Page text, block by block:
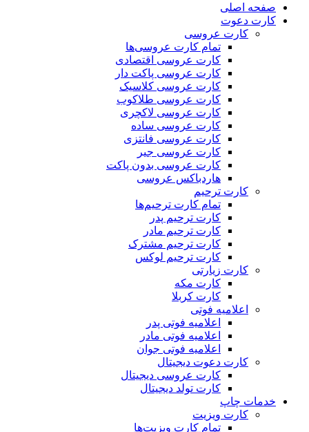
صفحه اصلی
کارت دعوت
کارت عروسی
تمام کارت عروسی‌ها
کارت عروسی اقتصادی
کارت عروسی پاکت دار
کارت عروسی کلاسیک
کارت عروسی طلاکوب
کارت عروسی لاکچری
کارت عروسی ساده
کارت عروسی فانتزی
کارت عروسی جیر
کارت عروسی بدون پاکت
هاردباکس عروسی
کارت ترحیم
تمام کارت ترحیم‌ها
کارت ترحیم پدر
کارت ترحیم مادر
کارت ترحیم مشترک
کارت ترحیم لوکس
کارت زیارتی
کارت مکه
کارت کربلا
اعلامیه فوتی
اعلامیه فوتی پدر
اعلامیه فوتی مادر
اعلامیه فوتی جوان
کارت دعوت دیجیتال
کارت عروسی دیجیتال
کارت تولد دیجیتال
خدمات چاپ
کارت ویزیت
تمام کارت ویزیت‌ها